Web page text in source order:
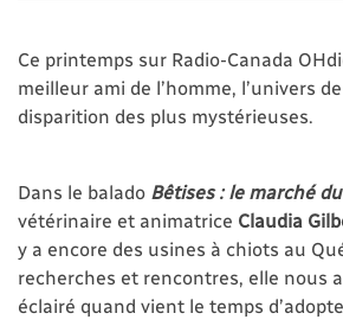
Ce printemps sur Radio-Canada
meilleur ami de l’homme, l’univers
disparition des plus mystérieuses.
Dans le balado Bêtises : le marché
vétérinaire et animatrice Claudia
y a encore des usines à chiots au
recherches et rencontres, elle nous
éclairé quand vient le temps